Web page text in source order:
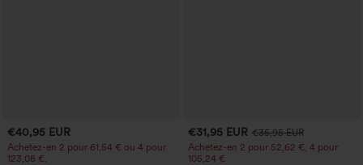
€40,95 EUR
Achetez-en 2 pour 61,54 € ou 4 pour
123,08 €.
€31,95 EUR €35,95 EUR
Achetez-en 2 pour 52,62 €, 4 pour
105,24 €